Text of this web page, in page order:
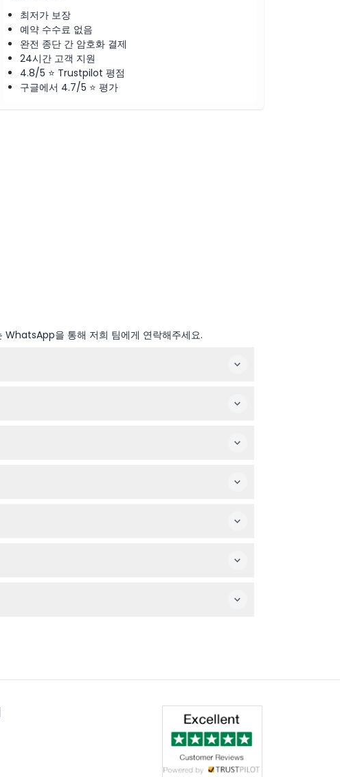
최저가 보장
예약 수수료 없음
완전 종단 간 암호화 결제
24시간 고객 지원
4.8/5 ⭐ Trustpilot 평점
구글에서 4.7/5 ⭐ 평가
WhatsApp을 통해 저희 팀에게 연락해주세요.